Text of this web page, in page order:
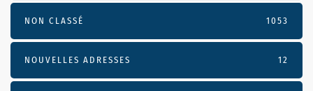
NON CLASSÉ 1053
NOUVELLES ADRESSES 12